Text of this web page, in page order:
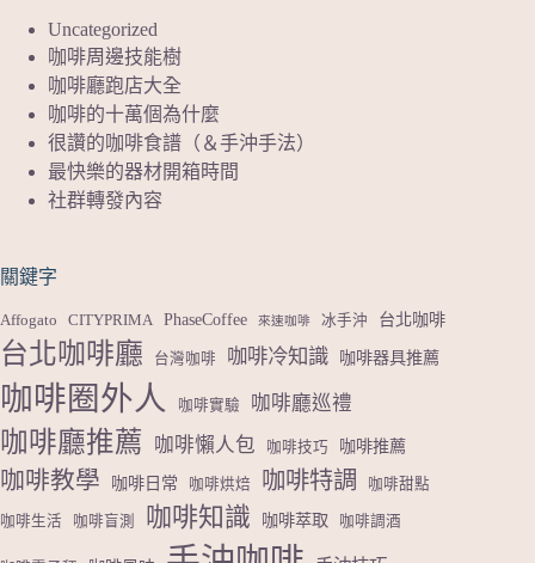
Uncategorized
咖啡周邊技能樹
咖啡廳跑店大全
咖啡的十萬個為什麼
很讚的咖啡食譜（＆手沖手法）
最快樂的器材開箱時間
社群轉發內容
關鍵字
Affogato CITYPRIMA PhaseCoffee 來速咖啡 冰手沖 台北咖啡
台北咖啡廳 台灣咖啡 咖啡冷知識 咖啡器具推薦
咖啡圈外人 咖啡實驗 咖啡廳巡禮
咖啡廳推薦 咖啡懶人包 咖啡技巧 咖啡推薦
咖啡教學 咖啡日常 咖啡烘焙 咖啡特調 咖啡甜點
咖啡生活 咖啡盲測 咖啡知識 咖啡萃取 咖啡調酒